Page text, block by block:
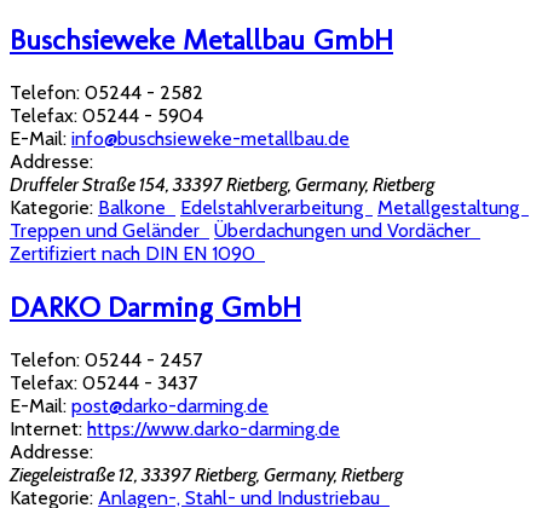
Buschsieweke Metallbau GmbH
Telefon: 05244 - 2582
Telefax: 05244 - 5904
E-Mail: info@buschsieweke-metallbau.de
Addresse:
Druffeler Straße 154, 33397 Rietberg, Germany, Rietberg
Kategorie: Balkone Edelstahlverarbeitung
Metallgestaltung
Treppen und Geländer
Überdachungen und Vordächer
Zertifiziert nach DIN EN 1090
DARKO Darming GmbH
Telefon: 05244 - 2457
Telefax: 05244 - 3437
E-Mail: post@darko-darming.de
Internet: https://www.darko-darming.de
Addresse:
Ziegeleistraße 12, 33397 Rietberg, Germany, Rietberg
Kategorie: Anlagen-, Stahl- und Industriebau